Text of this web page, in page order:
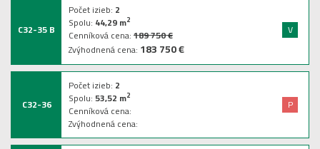
C32-35 B
Počet izieb: 2
Spolu: 44,29m2
Cenníková cena:189 750 €
Zvýhodnená cena: 183 750 €
V
C32-36
Počet izieb: 2
Spolu:53,52 m2
Cenníková cena:
Zvýhodnená cena:
P